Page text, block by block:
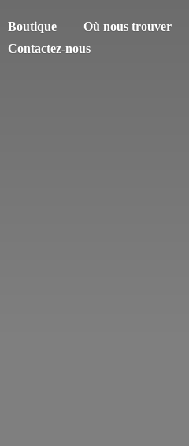
Boutique
Où nous trouver
Contactez-nous